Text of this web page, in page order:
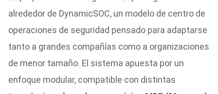
alrededor de DynamicSOC, un modelo de centro de
operaciones de seguridad pensado para adaptarse
tanto a grandes compañías como a organizaciones
de menor tamaño. El sistema apuesta por un
enfoque modular, compatible con distintas